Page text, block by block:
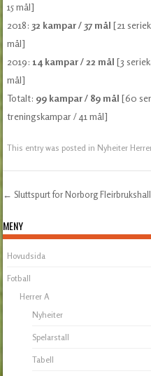
15 mål]
2018: 32 kampar / 37 mål [21
mål]
2019:14 kampar / 22 mål [3
mål]
Totalt: 99 kampar / 89 mål [60
treningskampar / 41 mål]
This entry was posted in Nyheiter
Post navigation
← Sluttspurt for Norborg Fleirbrukshall
MENY
Hovudsida
Fotball
Herrer A
Nyheiter
Spelarstall
Tabell